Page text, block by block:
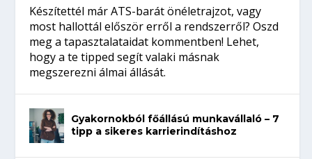
Készítettél már ATS-barát önéletrajzot, vagy
most hallottál először erről a rendszerről? Oszd
meg a tapasztalataidat kommentben! Lehet,
hogy a te tipped segít valaki másnak
megszerezni álmai állását.
Gyakornokból főállású munkavállaló – 7
tipp a sikeres karrierindításhoz